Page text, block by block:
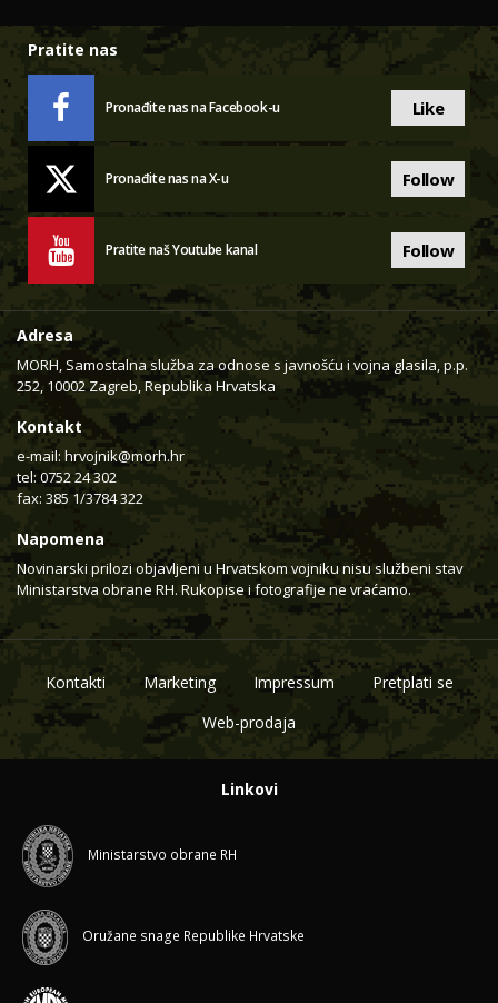
Pratite nas
Pronađite nas na Facebook-u Like
Pronađite nas na X-u Follow
Pratite naš Youtube kanal Follow
Adresa
MORH, Samostalna služba za odnose s javnošću i vojna glasila, p.p.
252, 10002 Zagreb, Republika Hrvatska
Kontakt
e-mail: hrvojnik@morh.hr
tel: 0752 24 302
fax: 385 1/3784 322
Napomena
Novinarski prilozi objavljeni u Hrvatskom vojniku nisu službeni stav
Ministarstva obrane RH. Rukopise i fotografije ne vraćamo.
Kontakti Marketing Impressum
Pretplati se
Web-prodaja
Linkovi
Ministarstvo obrane RH
Oružane snage Republike Hrvatske